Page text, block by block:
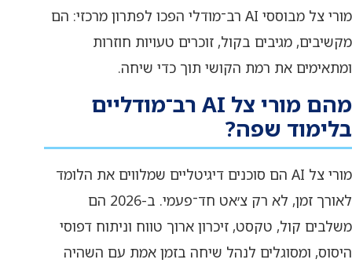
מורי צל מבוססי AI רב־מודלי הפכו לפתרון מרכזי: הם
מקשיבים, מגיבים בקול, זוכרים טעויות חוזרות
ומתאימים את רמת הקושי תוך כדי שיחה.
מהם מורי צל AI רב־מודליים
בלימוד שפה?
מורי צל AI הם סוכנים דיגיטליים שמלווים את הלומד
לאורך זמן, לא רק צ׳אט חד־פעמי. ב-2026 הם
משלבים קול, טקסט, זיכרון ארוך טווח וניתוח דפוסי
היסוס, ומסוגלים לנהל שיחה בזמן אמת עם השהיה